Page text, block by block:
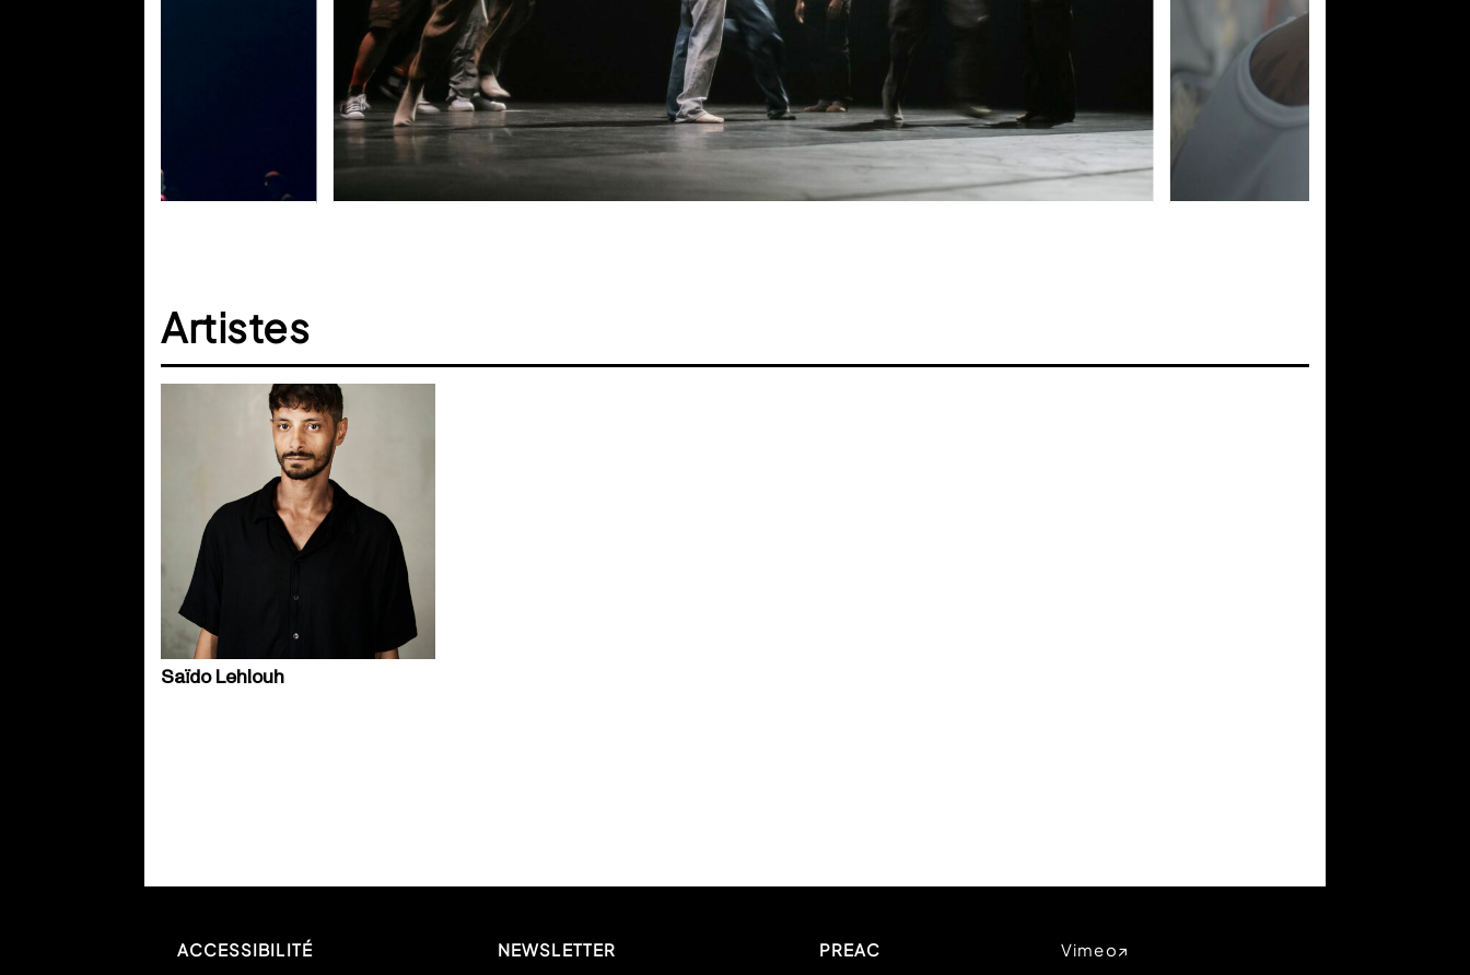
Artistes
Saïdo Lehlouh
ACCESSIBILITÉ NEWSLETTER PREAC Vimeo